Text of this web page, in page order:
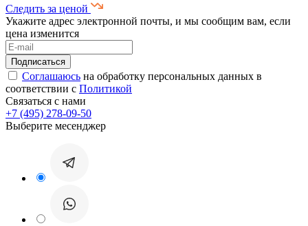
Следить за ценой
Укажите адрес электронной почты, и мы сообщим вам, если
цена изменится
Соглашаюсь на обработку персональных данных в
соответствии с Политикой
Связаться с нами
+7 (495) 278-09-50
Выберите месенджер